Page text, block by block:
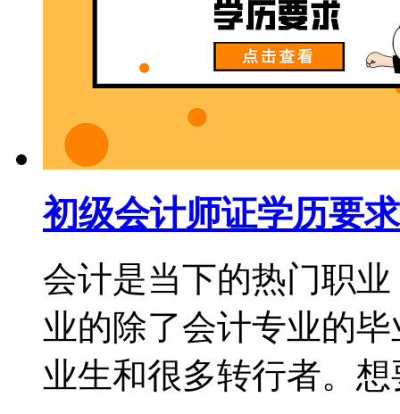
初级会计师证学历要
会计是当下的热门职
业的除了会计专业的
业生和很多转行者。